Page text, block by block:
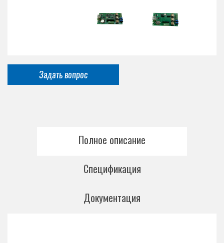
Задать вопрос
Полное описание
Спецификация
Документация